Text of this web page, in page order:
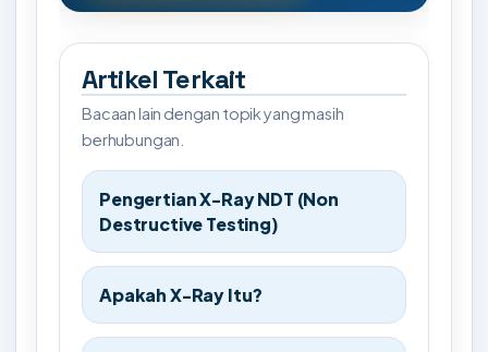
Artikel Terkait
Bacaan lain dengan topik yang masih
berhubungan.
Pengertian X-Ray NDT (Non
Destructive Testing)
Apakah X-Ray Itu?